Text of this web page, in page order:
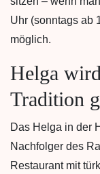
Uhr (sonntags ab
möglich.
Helga
Tradition
Das Helga in der
Nachfolger des
Restaurant mit